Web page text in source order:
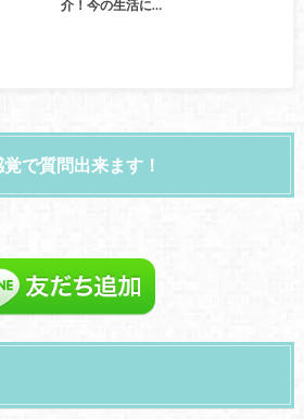
介！今の生活に…
で質問出来ます！